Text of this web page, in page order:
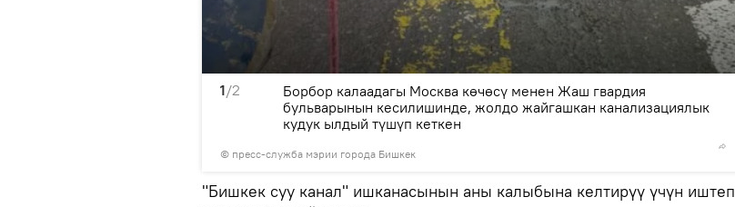
1/2
© пресс-служба мэрии города Бишкек
Борбор калаадагы Москва көчөсү менен Жаш гвардия
бульварынын кесилишинде, жолдо жайгашкан канализациялык
кудук ылдый түшүп кеткен
"Бишкек суу канал" ишканасынын аны калыбына келтирүү үчүн иштеп